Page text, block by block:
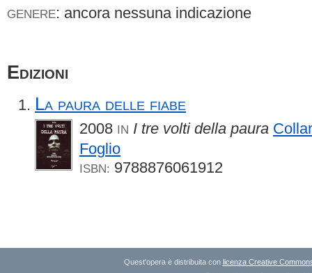
GENERE: ancora nessuna indicazione
Edizioni
La paura delle fiabe
2008 IN I tre volti della paura
Foglio
ISBN: 9788876061912
Quest'opera è distribuita con licenza Creative